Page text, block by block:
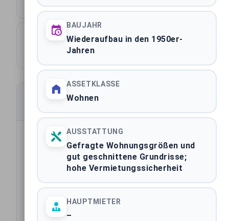
Städte
640
Transaktionen filtern
Transaktionsdatum
Assetklasse
Stadt
BAUJAHR
Wiederaufbau in den 1950er-
Jahren
ASSETKLASSE
Wohnen
AUSSTATTUNG
Gefragte Wohnungsgrößen und
gut geschnittene Grundrisse;
hohe Vermietungssicherheit
HAUPTMIETER
–